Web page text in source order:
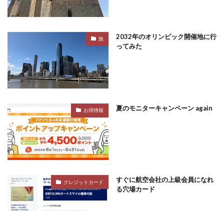
旅
2032年のオリンピック開催地に行
ってみた
お得情報 夏のモニターキャンペーン again
クレジットカード
すぐに航空会社の上級会員になれ
る穴場カード